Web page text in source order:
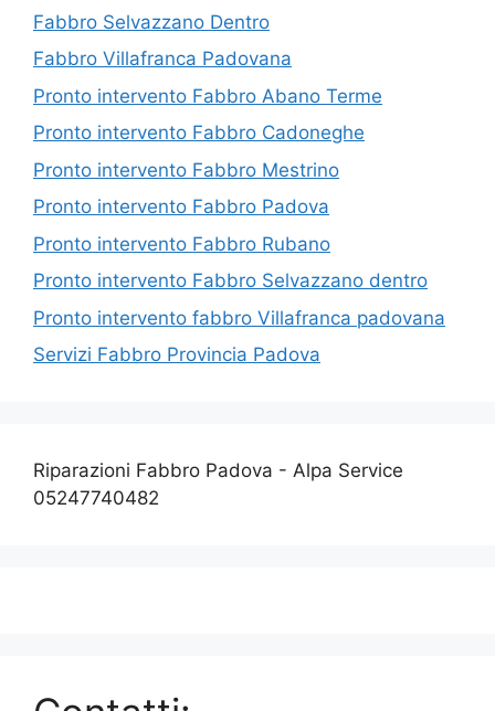
Fabbro Selvazzano Dentro
Fabbro Villafranca Padovana
Pronto intervento Fabbro Abano Terme
Pronto intervento Fabbro Cadoneghe
Pronto intervento Fabbro Mestrino
Pronto intervento Fabbro Padova
Pronto intervento Fabbro Rubano
Pronto intervento Fabbro Selvazzano dentro
Pronto intervento fabbro Villafranca padovana
Servizi Fabbro Provincia Padova
Riparazioni Fabbro Padova - Alpa Service
05247740482